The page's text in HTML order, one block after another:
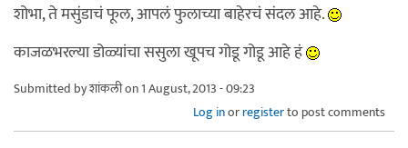
शोभा, ते मसुंडाचं फूल, आपलं फुलाच्या बाहेरचं संदल आहे.
काजळभरल्या डोळ्यांचा ससुला खूपच गोडू गोडू आहे हं
Submitted byशांकलीon 1 August, 2013 - 09:23
Log inorregisterto post comments